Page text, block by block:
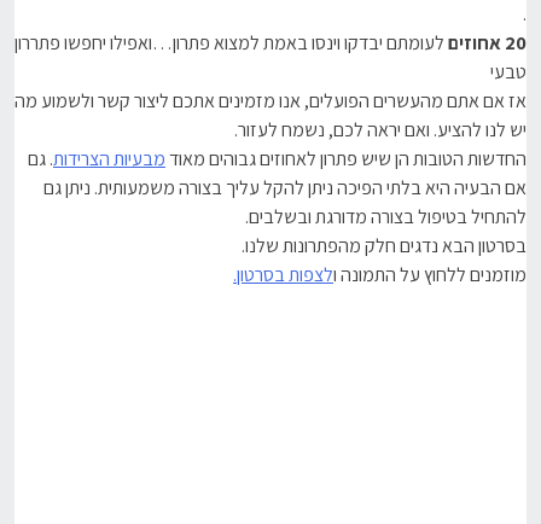
.
20 אחוזים
לעומתם יבדקו וינסו באמת למצוא פתרון…ואפילו יחפשו פתררון
טבעי
אז אם אתם מהעשרים הפועלים, אנו מזמינים אתכם ליצור קשר ולשמוע מה
יש לנו להציע. ואם יראה לכם, נשמח לעזור.
החדשות הטובות הן שיש פתרון לאחוזים גבוהים מאודמבעיות הצרידות. גם
אם הבעיה היא בלתי הפיכה ניתן להקל עליך בצורה משמעותית. ניתן גם
להתחיל בטיפול בצורה מדורגת ובשלבים.
בסרטון הבא נדגים חלק מהפתרונות שלנו.
מוזמנים ללחוץ על התמונה ולצפות בסרטון.